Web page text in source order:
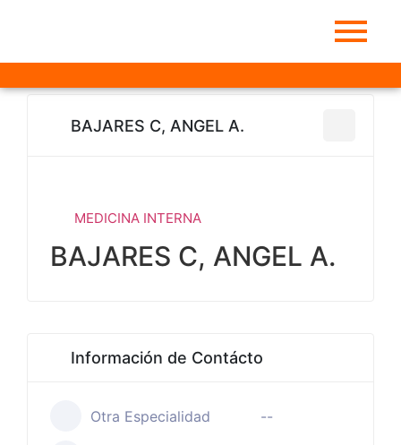
BAJARES C, ANGEL A.
MEDICINA INTERNA
BAJARES C, ANGEL A.
Información de Contácto
Otra Especialidad --